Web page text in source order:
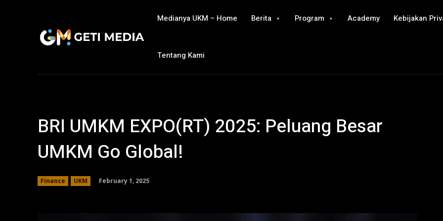
Medianya UKM – Home Berita Program Academy Kebijakan
Tentang Kami
BRI UMKM EXPO(RT) 2025: Peluang Besar
UMKM Go Global!
Finance UKM February 1, 2025